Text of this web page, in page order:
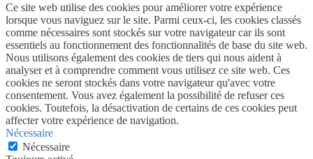
Ce site web utilise des cookies pour améliorer votre expérience
lorsque vous naviguez sur le site. Parmi ceux-ci, les cookies classés
comme nécessaires sont stockés sur votre navigateur car ils sont
essentiels au fonctionnement des fonctionnalités de base du site web.
Nous utilisons également des cookies de tiers qui nous aident à
analyser et à comprendre comment vous utilisez ce site web. Ces
cookies ne seront stockés dans votre navigateur qu'avec votre
consentement. Vous avez également la possibilité de refuser ces
cookies. Toutefois, la désactivation de certains de ces cookies peut
affecter votre expérience de navigation.
Nécessaire
Nécessaire